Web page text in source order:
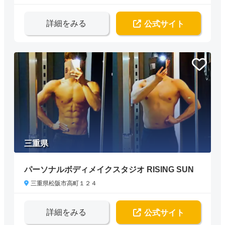
詳細をみる 公式サイト
三重県
パーソナルボディメイクスタジオ RISING SUN
三重県松阪市高町１２４
詳細をみる 公式サイト